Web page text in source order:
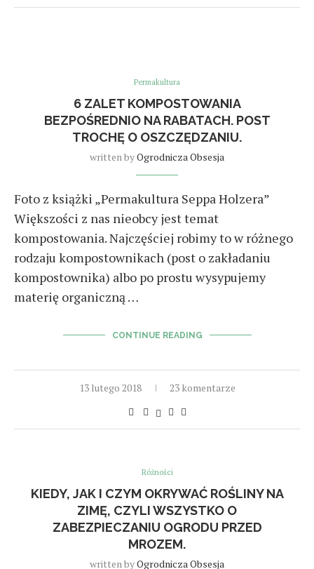
Permakultura
6 ZALET KOMPOSTOWANIA
BEZPOŚREDNIO NA RABATACH. POST
TROCHĘ O OSZCZĘDZANIU.
written byOgrodnicza Obsesja
Foto z książki „Permakultura Seppa Holzera”
Większości z nas nieobcy jest temat
kompostowania. Najczęściej robimy to w różnego
rodzaju kompostownikach (post o zakładaniu
kompostownika) albo po prostu wysypujemy
materię organiczną …
CONTINUE READING
13 lutego 2018 23 komentarze
Różności
KIEDY, JAK I CZYM OKRYWAĆ ROŚLINY NA
ZIMĘ, CZYLI WSZYSTKO O
ZABEZPIECZANIU OGRODU PRZED
MROZEM.
written byOgrodnicza Obsesja